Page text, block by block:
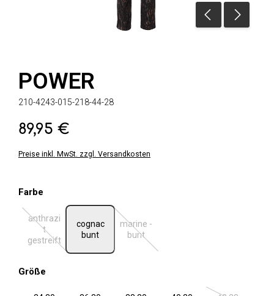
POWER
210-4243-015-218-44-28
Regulärer Preis:
89,95 €
Preise inkl. MwSt. zzgl. Versandkosten
Farbe
anthrazi
t
gestreift
(Diese Option ist zurzeit nicht verfügbar.)
cognac
bunt
marine -
bunt(Diese Option ist zurzeit nicht
Größe